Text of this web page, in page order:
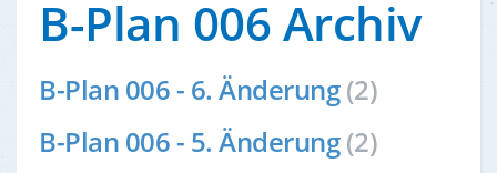
B-Plan 006 Archiv
B-Plan 006 - 6. Änderung(2)
B-Plan 006 - 5. Änderung (2)